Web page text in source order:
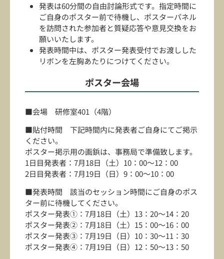
発表は60分間の自由討論形式です。指定時間に
ご自身のポスター前で待機し、ポスターパネル
を訪問された参加者と質疑応答や意見交換をお
願いいたします。
発表時間中は、ポスター発表受付でお渡しした
リボンを左胸あたりにつけてください。
ポスター会場
■会場 研修室401（4階）
■貼付時間 下記時間内に発表者ご自身にてご掲示
ください。
ポスター掲示用の画鋲は、事務局で準備致します。
1日目発表者：7月18日（土）10：00～12：00
2日目発表者：7月19日（日）9：00～10：00
■発表時間 該当のセッション時間にご自身のポス
ター前に待機してください。
ポスター発表①：7月18日（土）13：20～14：20
ポスター発表②：7月18日（土）15：00～16：00
ポスター発表③：7月19日（日）10：30～11：30
ポスター発表④：7月19日（日）12：50～13：50